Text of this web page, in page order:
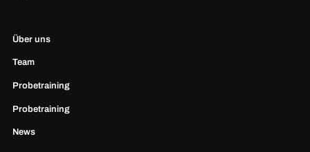
Über uns
Team
Probetraining
Probetraining
News